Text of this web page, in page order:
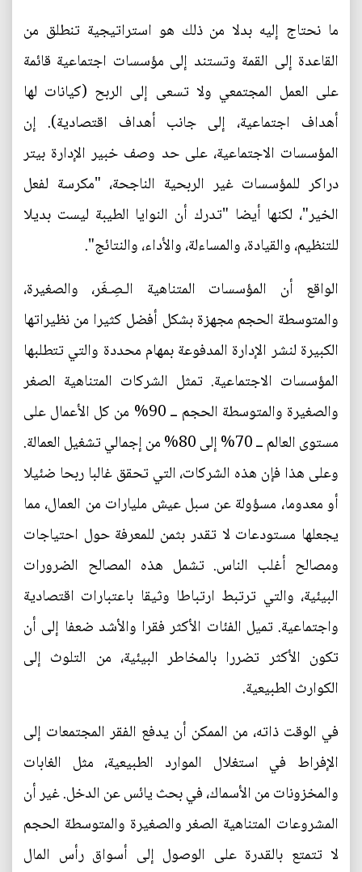
ما نحتاج إليه بدلا من ذلك هو استراتيجية تنطلق من
القاعدة إلى القمة وتستند إلى مؤسسات اجتماعية قائمة
على العمل المجتمعي ولا تسعى إلى الربح (كيانات لها
أهداف اجتماعية، إلى جانب أهداف اقتصادية). إن
المؤسسات الاجتماعية، على حد وصف خبير الإدارة بيتر
دراكر للمؤسسات غير الربحية الناجحة، "مكرسة لفعل
الخير"، لكنها أيضا "تدرك أن النوايا الطيبة ليست بديلا
للتنظيم، والقيادة، والمساءلة، والأداء، والنتائج".
الواقع أن المؤسسات المتناهية الـصِـغَر، والصغيرة،
والمتوسطة الحجم مجهزة بشكل أفضل كثيرا من نظيراتها
الكبيرة لنشر الإدارة المدفوعة بمهام محددة والتي تتطلبها
المؤسسات الاجتماعية. تمثل الشركات المتناهية الصغر
والصغيرة والمتوسطة الحجم ــ 90% من كل الأعمال على
مستوى العالم ــ 70% إلى 80% من إجمالي تشغيل العمالة.
وعلى هذا فإن هذه الشركات، التي تحقق غالبا ربحا ضئيلا
أو معدوما، مسؤولة عن سبل عيش مليارات من العمال، مما
يجعلها مستودعات لا تقدر بثمن للمعرفة حول احتياجات
ومصالح أغلب الناس. تشمل هذه المصالح الضرورات
البيئية، والتي ترتبط ارتباطا وثيقا باعتبارات اقتصادية
واجتماعية. تميل الفئات الأكثر فقرا والأشد ضعفا إلى أن
تكون الأكثر تضررا بالمخاطر البيئية، من التلوث إلى
الكوارث الطبيعية.
في الوقت ذاته، من الممكن أن يدفع الفقر المجتمعات إلى
الإفراط في استغلال الموارد الطبيعية، مثل الغابات
والمخزونات من الأسماك، في بحث يائس عن الدخل. غير أن
المشروعات المتناهية الصغر والصغيرة والمتوسطة الحجم
لا تتمتع بالقدرة على الوصول إلى أسواق رأس المال